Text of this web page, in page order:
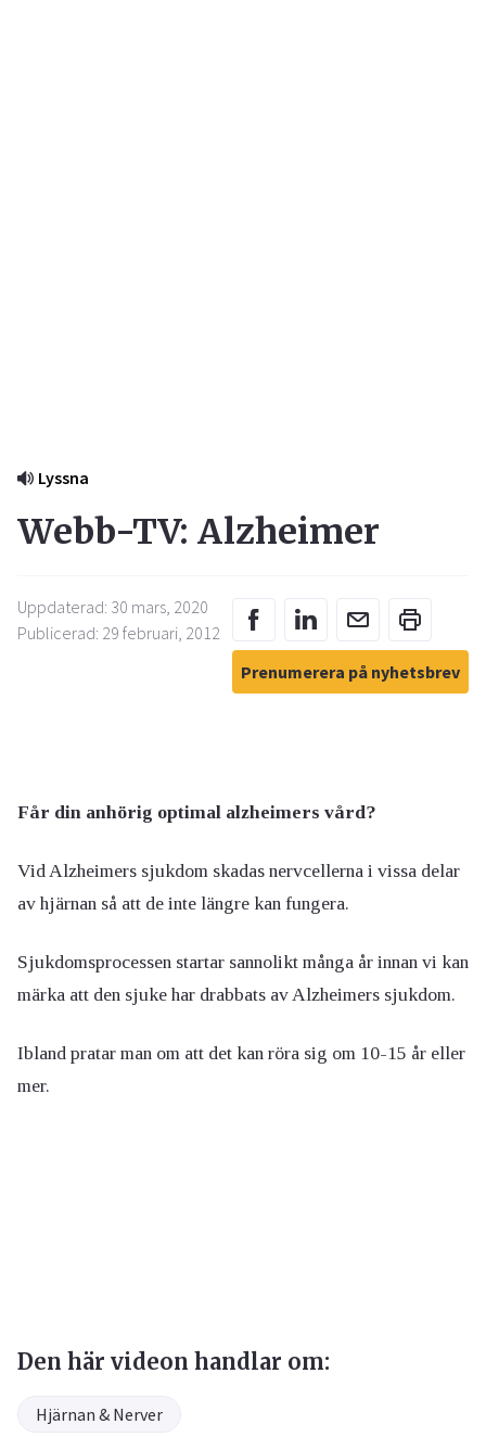
Lyssna
Webb-TV: Alzheimer
Uppdaterad: 30 mars, 2020
Publicerad: 29 februari, 2012
Prenumerera på nyhetsbrev
Får din anhörig optimal alzheimers vård?
Vid Alzheimers sjukdom skadas nervcellerna i vissa delar
av hjärnan så att de inte längre kan fungera.
Sjukdomsprocessen startar sannolikt många år innan vi kan
märka att den sjuke har drabbats av Alzheimers sjukdom.
Ibland pratar man om att det kan röra sig om 10-15 år eller
mer.
Den här videon handlar om:
Hjärnan & Nerver